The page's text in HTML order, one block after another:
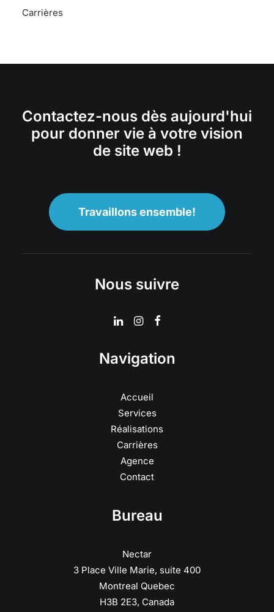
Carrières
Contactez-nous dès aujourd'hui
pour donner vie à votre vision
de site web !
Travaillons ensemble!
Nous suivre
Navigation
Accueil
Services
Réalisations
Carrières
Agence
Contact
Bureau
Nectar
3 Place Ville Marie, suite 400
Montreal Quebec
H3B 2E3, Canada